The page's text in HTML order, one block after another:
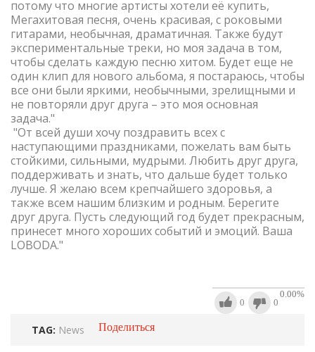
потому что многие артисты хотели её купить,
Мегахитовая песня, очень красивая, с роковыми
гитарами, необычная, драматичная. Также будут
экспериментальные треки, но моя задача в том,
чтобы сделать каждую песню хитом. Будет еще не
один клип для нового альбома, я постараюсь, чтобы
все они были яркими, необычными, зрелищными и
не повторяли друг друга – это моя основная
задача."
"От всей души хочу поздравить всех с
наступающими праздниками, пожелать вам быть
стойкими, сильными, мудрыми. Любить друг друга,
поддерживать и знать, что дальше будет только
лучше. Я желаю всем крепчайшего здоровья, а
также всем нашим близким и родным. Берегите
друг друга. Пусть следующий год будет прекрасным,
принесет много хороших событий и эмоций. Ваша
LOBODA."
0.00%
0
0
TAG: News Поделиться